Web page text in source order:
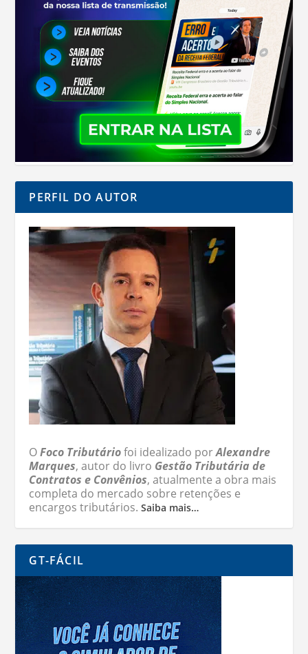
PERFIL DO AUTOR
OFoco Tributáriofoi idealizado porAlexandre
Marques, autor do livro Gestão Tributária de
Contratos e Convênios, atualmente a obra mais
completa do mercado sobre retenções e
encargos tributários.Saiba mais…
GT-FÁCIL